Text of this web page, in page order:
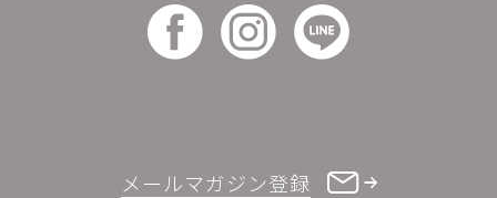
メールマガジン登録